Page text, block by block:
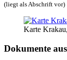
(liegt als Abschrift vor)
Karte
Dokumente